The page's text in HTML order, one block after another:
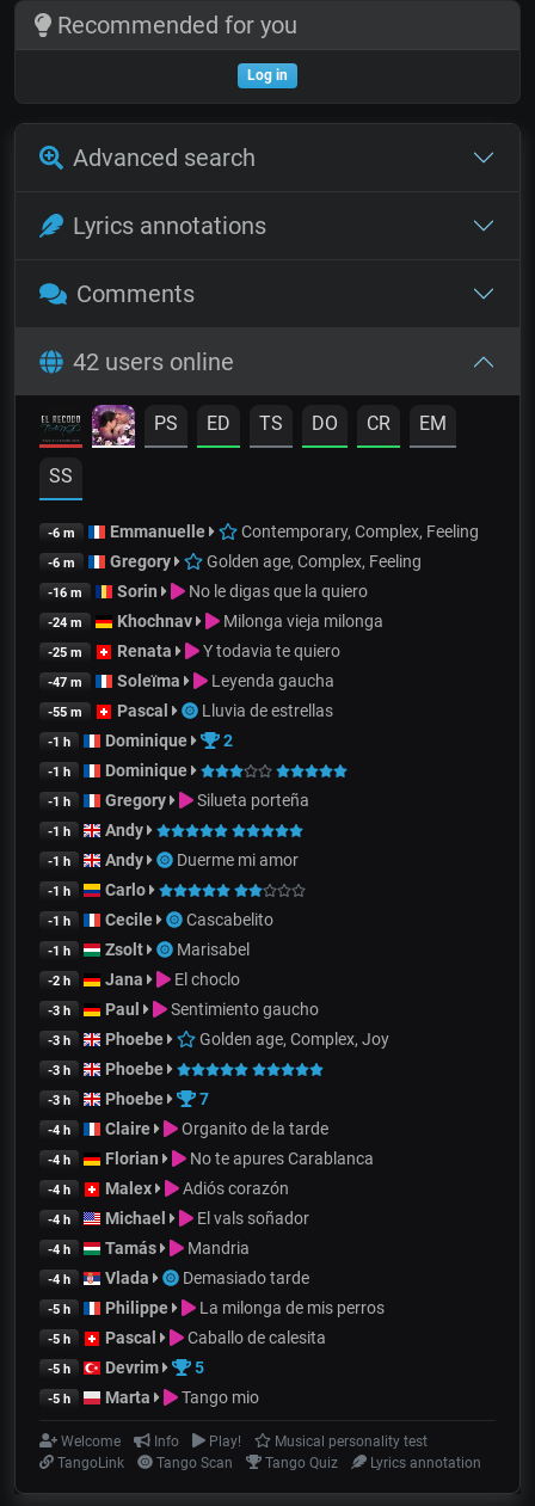
Recommended for you
Log in
Advanced search
Lyrics annotations
Comments
42 users online
PS ED TS DO CR EM
SS
-6 m Emmanuelle Contemporary, Complex, Feeling
-6 m Gregory Golden age, Complex, Feeling
-16 m Sorin No le digas que la quiero
-24 m Khochnav Milonga vieja milonga
-25 m Renata Y todavia te quiero
-47 m Soleïma Leyenda gaucha
-55 m Pascal Lluvia de estrellas
-1 h Dominique 2
-1 h Dominique
-1 h Gregory Silueta porteña
-1 h Andy
-1 h Andy Duerme mi amor
-1 h Carlo
-1 h Cecile Cascabelito
-1 h Zsolt Marisabel
-2 h Jana El choclo
-3 h Paul Sentimiento gaucho
-3 h Phoebe Golden age, Complex, Joy
-3 h Phoebe
-3 h Phoebe 7
-4 h Claire Organito de la tarde
-4 h Florian No te apures Carablanca
-4 h Malex Adiós corazón
-4 h Michael El vals soñador
-4 h Tamás Mandria
-4 h Vlada Demasiado tarde
-5 h Philippe La milonga de mis perros
-5 h Pascal Caballo de calesita
-5 h Devrim 5
-5 h Marta Tango mio
Welcome Info Play!
Musical personality test
TangoLink
Tango Scan Tango Quiz Lyrics annotation